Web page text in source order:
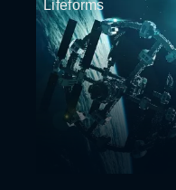
Lifeforms